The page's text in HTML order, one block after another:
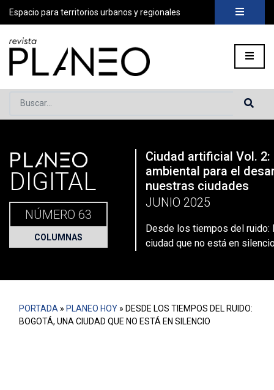
Espacio para territorios urbanos y regionales
Buscar...
Portada» Planeo Hoy Desde los tiempos del ruido:
PLANEO
DIGITAL
NÚMERO 63
COLUMNAS
Ciudad artificial Vol.
ambiental para el
nuestras ciudades
JUNIO 2025
Desde los tiempos del ruido:
ciudad que no está en
PORTADA » PLANEO HOY » DESDE LOS TIEMPOS DEL RUIDO:
BOGOTÁ, UNA CIUDAD QUE NO ESTÁ EN SILENCIO